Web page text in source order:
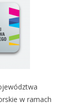
w ramach